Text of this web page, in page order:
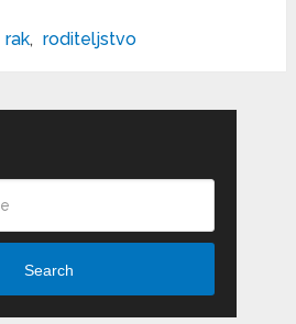
rak, roditeljstvo
Search